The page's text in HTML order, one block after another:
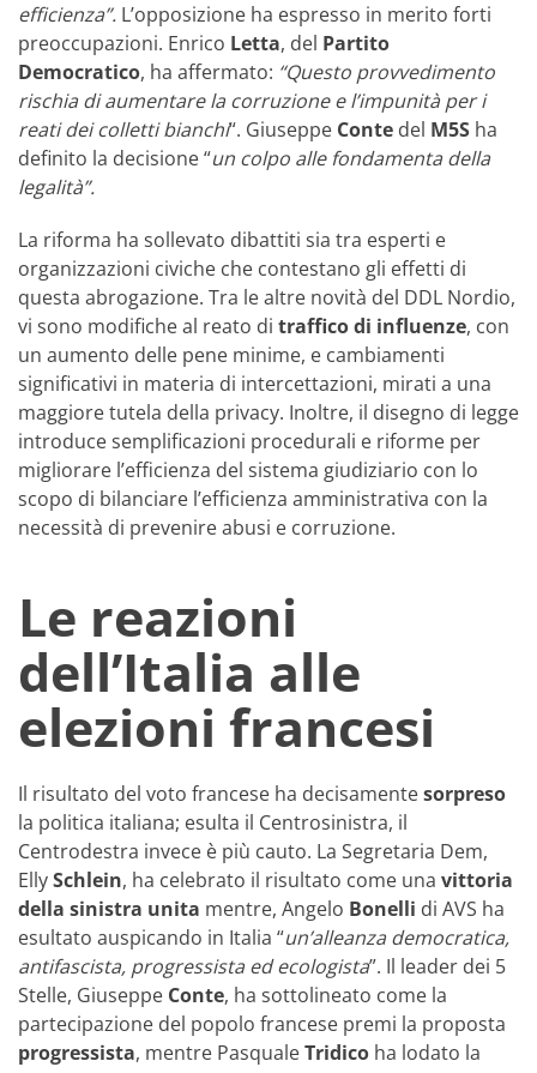
efficienza”. L’opposizione ha espresso in merito forti
preoccupazioni. Enrico Letta, del Partito
Democratico, ha affermato: “Questo provvedimento
rischia di aumentare la corruzione e l’impunità per i
reati dei colletti bianchi“. Giuseppe Conte del M5S ha
definito la decisione “un colpo alle fondamenta della
legalità”.
La riforma ha sollevato dibattiti sia tra esperti e
organizzazioni civiche che contestano gli effetti di
questa abrogazione. Tra le altre novità del DDL Nordio,
vi sono modifiche al reato di traffico di influenze, con
un aumento delle pene minime, e cambiamenti
significativi in materia di intercettazioni, mirati a una
maggiore tutela della privacy. Inoltre, il disegno di legge
introduce semplificazioni procedurali e riforme per
migliorare l’efficienza del sistema giudiziario con lo
scopo di bilanciare l’efficienza amministrativa con la
necessità di prevenire abusi e corruzione.
Le reazioni
dell’Italia alle
elezioni francesi
Il risultato del voto francese ha decisamentesorpreso
la politica italiana; esulta il Centrosinistra, il
Centrodestra invece è più cauto. La Segretaria Dem,
EllySchlein, ha celebrato il risultato come una vittoria
della sinistra unita mentre, Angelo Bonelli di AVS ha
esultato auspicando in Italia “un’alleanza democratica,
antifascista, progressista ed ecologista”. Il leader dei 5
Stelle, Giuseppe Conte, ha sottolineato come la
partecipazione del popolo francese premi la proposta
progressista, mentre PasqualeTridico ha lodato la